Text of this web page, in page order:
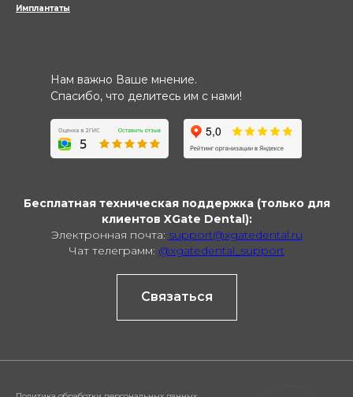
Имплантаты
Нам важно Ваше мнение.
Спасибо, что делитесь им с нами!
Бесплатная техническая поддержка (только для
клиентов XGate Dental):
Электронная почта: support@xgatedental.ru
Чат телеграмм: @xgatedental_support
Связаться